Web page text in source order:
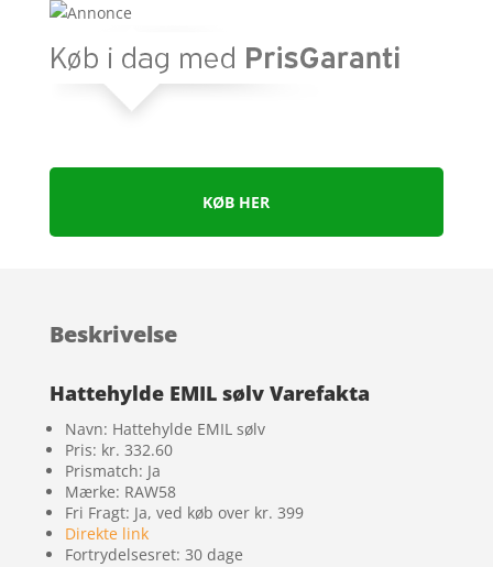
KØB HER
Beskrivelse
Hattehylde EMIL sølv Varefakta
Navn: Hattehylde EMIL sølv
Pris: kr. 332.60
Prismatch: Ja
Mærke: RAW58
Fri Fragt: Ja, ved køb over kr. 399
Direkte link
Fortrydelsesret: 30 dage